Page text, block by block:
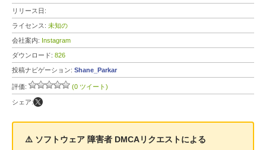
リリース日:
ライセンス: 未知の
会社案内: Instagram
ダウンロード: 826
投稿ナビゲーション: Shane_Parkar
評価: (0 ツイート)
シェア:
⚠️ ソフトウェア 障害者 DMCAリクエストによる